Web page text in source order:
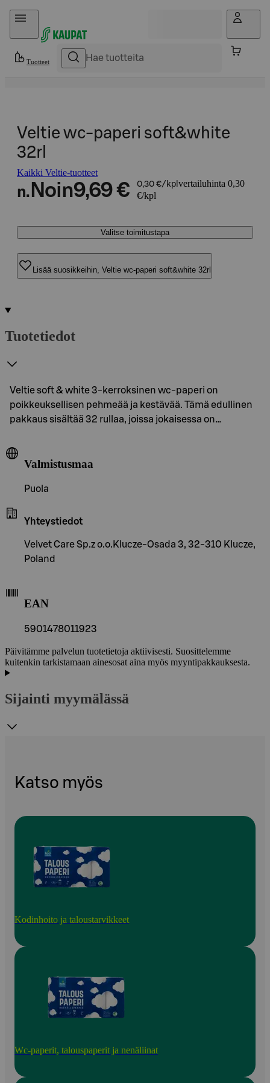
Hyppää sisältöön
Tuotteet
Veltie wc-paperi soft&white
32rl
Kaikki Veltie-tuotteet
n. Noin9,69 € 0,30 €/kpl vertailuhinta 0,30
€/kpl
Valitse toimitustapa
Lisää suosikkeihin, Veltie wc-paperi soft&white 32rl
Tuotetiedot
Veltie soft & white 3-kerroksinen wc-paperi on
poikkeuksellisen pehmeää ja kestävää. Tämä edullinen
pakkaus sisältää 32 rullaa, joissa jokaisessa on…
Valmistusmaa
Puola
Yhteystiedot
Velvet Care Sp.z o.o.Klucze-Osada 3, 32-310 Klucze,
Poland
EAN
5901478011923
Päivitämme palvelun tuotetietoja aktiivisesti. Suosittelemme
kuitenkin tarkistamaan ainesosat aina myös myyntipakkauksesta.
Sijainti myymälässä
Katso myös
Kodinhoito ja taloustarvikkeet
Wc-paperit, talouspaperit ja nenäliinat